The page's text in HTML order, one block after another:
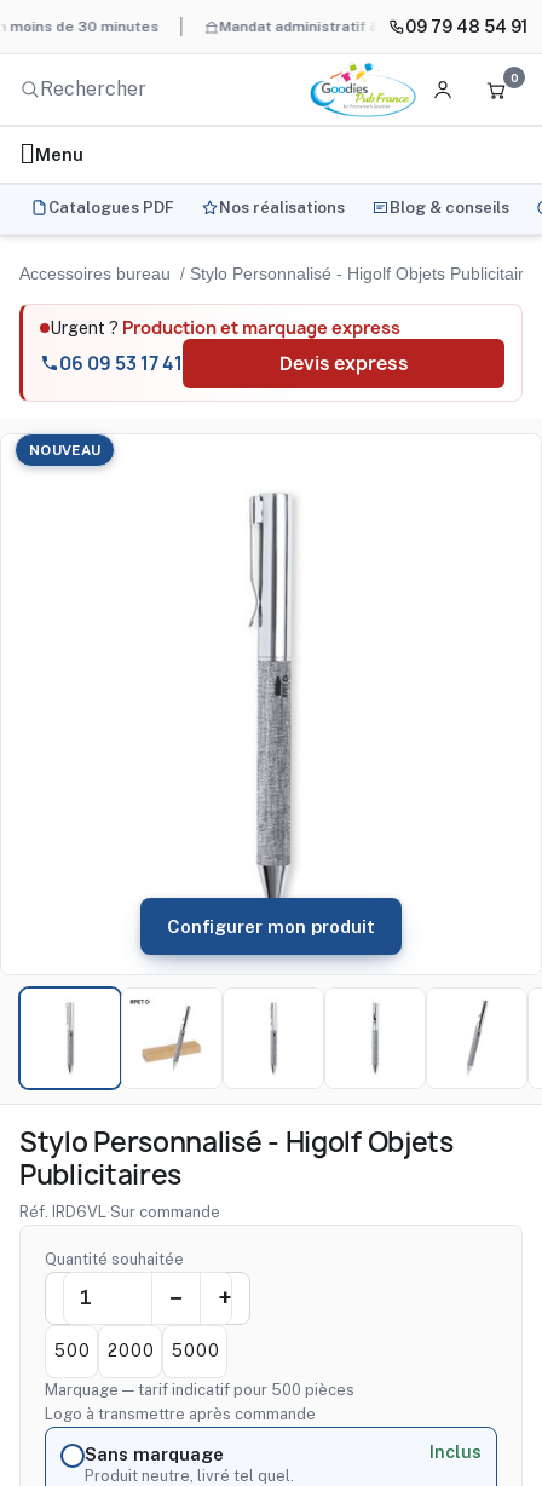
de 30 minutes Mandat administratif & Chorus Pro BAT
09 79 48 54 91
0
Menu
Catalogues PDF Nos réalisations Blog & conseils
Accessoires bureau Stylo Personnalisé - Higolf Objets Publicitaires
Urgent ? Production et marquage express
06 09 53 17 41 Devis express
NOUVEAU
Configurer mon produit
Stylo Personnalisé - Higolf Objets
Publicitaires
Réf. IRD6VL ·Sur commande
Quantité souhaitée
500 2000 5000
Marquage — tarif indicatif pour 500 pièces
Logo à transmettre après commande
Sans marquage
Produit neutre, livré tel quel.
Inclus